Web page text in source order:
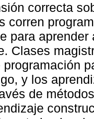
correcta
corren
para aprender
Clases
y los
de